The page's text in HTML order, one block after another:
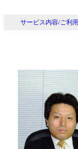
サービス内容/ご利